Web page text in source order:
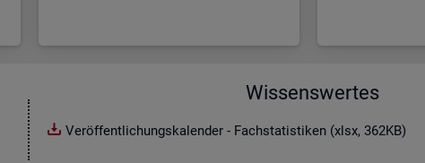
Wissenswertes
Veröffentlichungskalender - Fachstatistiken (xlsx, 362KB)